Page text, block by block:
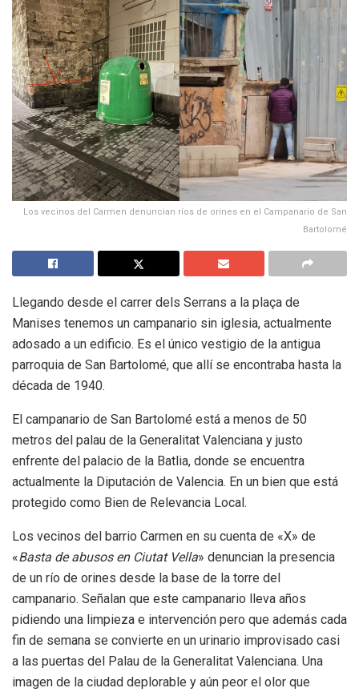
Los vecinos del Carmen denuncian ríos de orines en el Campanario de San
Bartolomé
Llegando desde el carrer dels Serrans a la plaça de
Manises tenemos un campanario sin iglesia, actualmente
adosado a un edificio. Es el único vestigio de la antigua
parroquia de San Bartolomé, que allí se encontraba hasta la
década de 1940.
El campanario de San Bartolomé está a menos de 50
metros del palau de la Generalitat Valenciana y justo
enfrente del palacio de la Batlia, donde se encuentra
actualmente la Diputación de Valencia. En un bien que está
protegido como Bien de Relevancia Local.
Los vecinos del barrio Carmen en su cuenta de «X» de
«Basta de abusos en Ciutat Vella» denuncian la presencia
de un río de orines desde la base de la torre del
campanario. Señalan que este campanario lleva años
pidiendo una limpieza e intervención pero que además cada
fin de semana se convierte en un urinario improvisado casi
a las puertas del Palau de la Generalitat Valenciana. Una
imagen de la ciudad deplorable y aún peor el olor que